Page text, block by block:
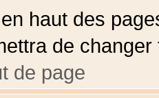
haut des
de
de page